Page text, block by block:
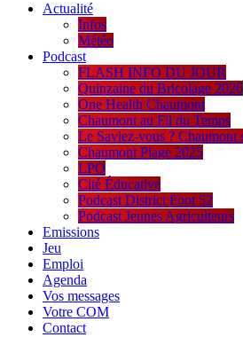
Actualité
Infos
Météo
Podcast
FLASH INFO DU JOUR
Quinzaine du Bricolage 2026
One Health Chaumont
Chaumont au Fil du Temps
Le Saviez-vous ? Chaumont
Chaumont Plage 2025
LPO
Cité Éducative
Podcast District Foot 52
Podcast Jeunes Agriculteurs
Emissions
Jeu
Emploi
Agenda
Vos messages
Votre COM
Contact